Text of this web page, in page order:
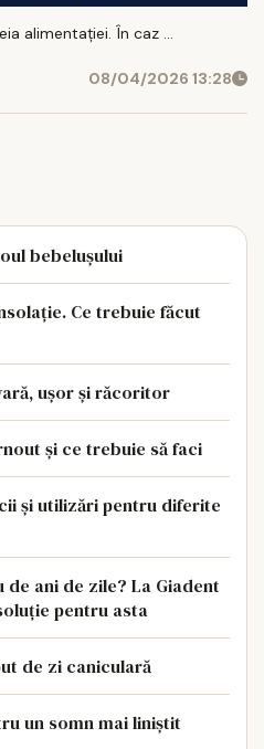
* „Moderaţia trebuie să fie cheia alimentaţiei. În caz ...
08/04/2026 13:28
bebelușului
Ce trebuie făcut
ușor și răcoritor
și ce trebuie să faci
și utilizări pentru diferite
ani de zile? La Giadent
pentru asta
de zi caniculară
un somn mai liniștit